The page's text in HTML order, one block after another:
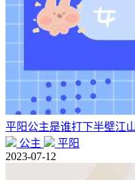
平阳公主是谁打下半壁江
公主
平阳
2023-07-12